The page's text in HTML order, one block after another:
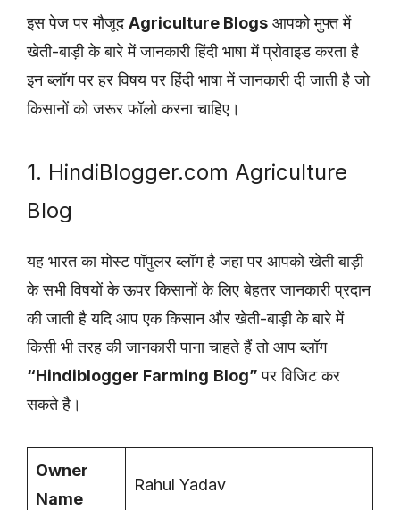
इस पेज पर मौजूदAgriculture Blogs आपको मुफ्त में
खेती-बाड़ी के बारे में जानकारी हिंदी भाषा में प्रोवाइड करता है
इन ब्लॉग पर हर विषय पर हिंदी भाषा में जानकारी दी जाती है जो
किसानों को जरूर फॉलो करना चाहिए।
1. HindiBlogger.com Agriculture
Blog
यह भारत का मोस्ट पॉपुलर ब्लॉग है जहा पर आपको खेती बाड़ी
के सभी विषयों के ऊपर किसानों के लिए बेहतर जानकारी प्रदान
की जाती है यदि आप एक किसान और खेती-बाड़ी के बारे में
किसी भी तरह की जानकारी पाना चाहते हैं तो आप ब्लॉग
“Hindiblogger Farming Blog”पर विजिट कर
सकते है।
Owner
Name
Rahul Yadav